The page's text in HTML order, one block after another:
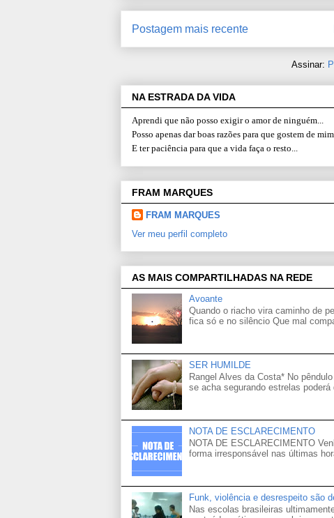
Postagem mais recente
Assinar:
NA ESTRADA DA VIDA
Aprendi que não posso exigir o amor de ninguém...
Posso apenas dar boas razões para que gostem de
E ter paciência para que a vida faça o resto...
FRAM MARQUES
FRAM MARQUES
Ver meu perfil completo
AS MAIS COMPARTILHADAS NA REDE
Avoante
Quando o riacho vira caminho de
fica só e no silêncio Que mal
SER HUMILDE
Rangel Alves da Costa* No
se acha segurando estrelas poderá
NOTA DE ESCLARECIMENTO
NOTA DE ESCLARECIMENTO
forma irresponsável nas últimas
Funk, violência e desrespeito são
Nas escolas brasileiras